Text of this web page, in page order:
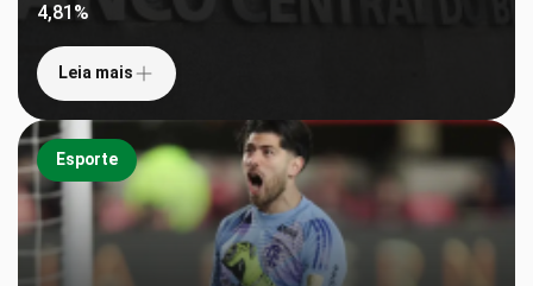
4,81%
Leia mais
Esporte